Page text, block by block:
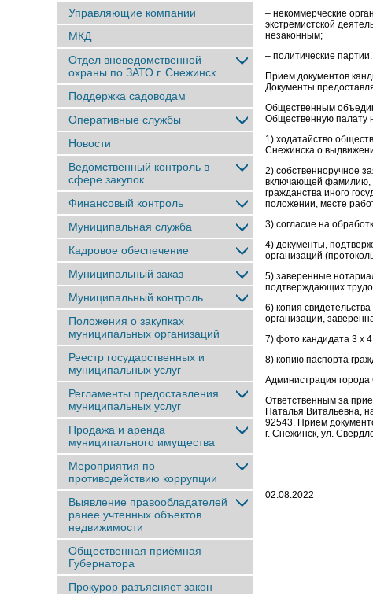
Управляющие компании
МКД
Отдел вневедомственной
охраны по ЗАТО г. Снежинск
Поддержка садоводам
Оперативные службы
Новости
Ведомственный контроль в
сфере закупок
Финансовый контроль
Муниципальная служба
Кадровое обеспечение
Муниципальный заказ
Муниципальный контроль
Положения о закупках
муниципальных организаций
Реестр государственных и
муниципальных услуг
Регламенты предоставления
муниципальных услуг
Продажа и аренда
муниципального имущества
Мероприятия по
противодействию коррупции
Выявление правообладателей
ранее учтенныx объектов
недвижимости
Общественная приёмная
Губернатора
Прокурор разъясняет закон
– некоммерческие
экстремистской
незаконным;
– политические партии.
Прием документов
Документы
Общественным
Общественную палату
1) ходатайство
Снежинска о
2) собственноручное
включающей фамилию,
гражданства иного
положении, месте
3) согласие на
4) документы,
организаций
5) заверенные
подтверждающих
6) копия
организации,
7) фото кандидата 3 x
8) копию паспорта
Администрация
Ответственным за
Наталья Витальевна,
92543. Прием
г. Снежинск, ул.
02.08.2022